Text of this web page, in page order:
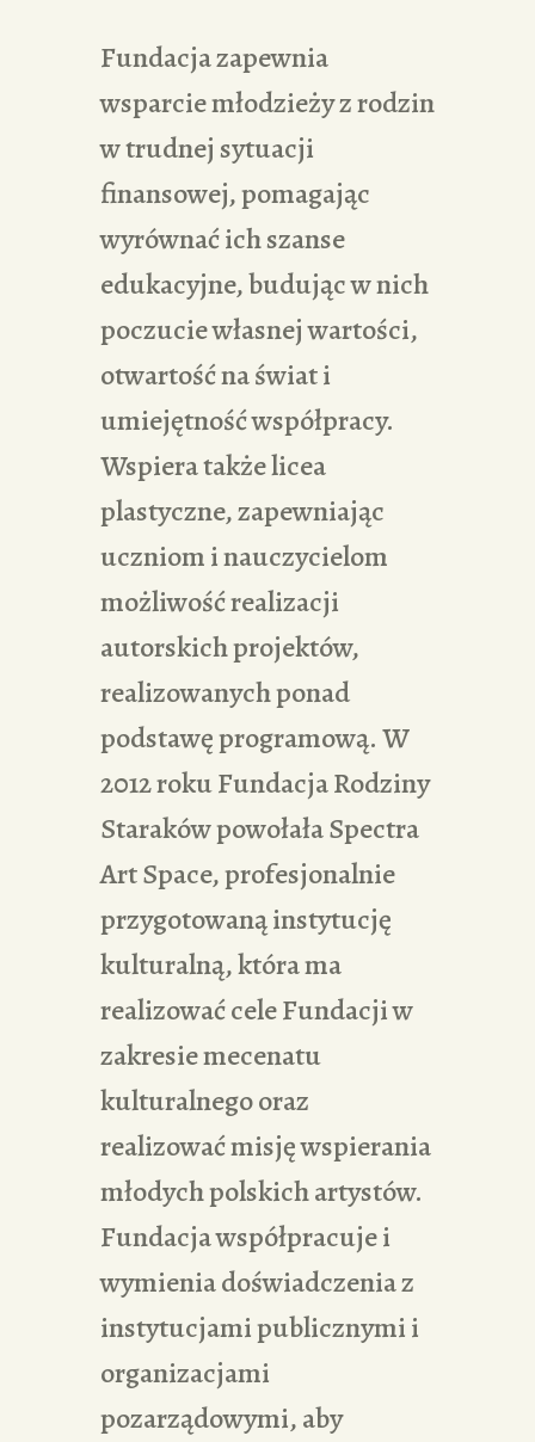
Fundacja zapewnia
wsparcie młodzieży z rodzin
w trudnej sytuacji
finansowej, pomagając
wyrównać ich szanse
edukacyjne, budując w nich
poczucie własnej wartości,
otwartość na świat i
umiejętność współpracy.
Wspiera także licea
plastyczne, zapewniając
uczniom i nauczycielom
możliwość realizacji
autorskich projektów,
realizowanych ponad
podstawę programową. W
2012 roku Fundacja Rodziny
Staraków powołała Spectra
Art Space, profesjonalnie
przygotowaną instytucję
kulturalną, która ma
realizować cele Fundacji w
zakresie mecenatu
kulturalnego oraz
realizować misję wspierania
młodych polskich artystów.
Fundacja współpracuje i
wymienia doświadczenia z
instytucjami publicznymi i
organizacjami
pozarządowymi, aby